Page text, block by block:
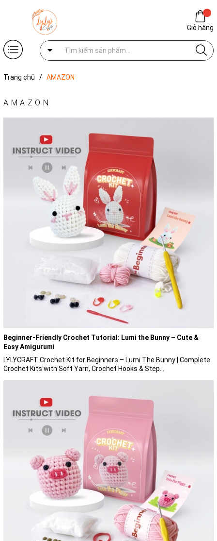
Giỏ hàng
Trang chủ / AMAZON
AMAZON
Beginner-Friendly Crochet Tutorial: Lumi the Bunny – Cute &
Easy Amigurumi
LYLYCRAFT Crochet Kit for Beginners – Lumi The Bunny | Complete
Crochet Kits with Soft Yarn, Crochet Hooks & Step...